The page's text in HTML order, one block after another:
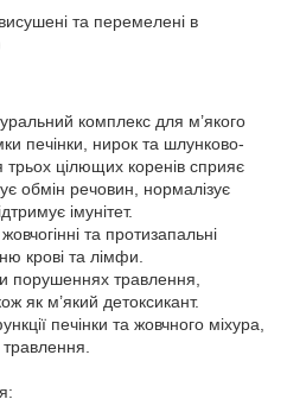
та перемелені в
комплекс для м’якого
печінки, нирок та шлунково-
трьох цілющих коренів сприяє
обмін речовин, нормалізує
імунітет.
та протизапальні
крові та лімфи.
порушеннях травлення,
як м’який детоксикант.
печінки та жовчного міхура,